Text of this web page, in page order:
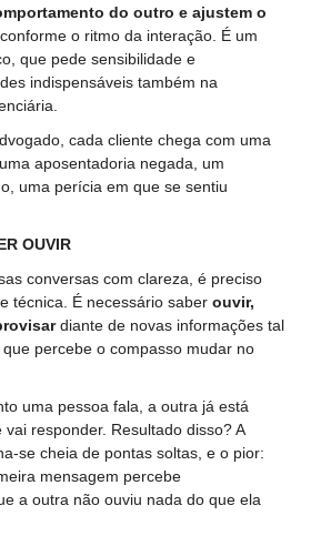
do outro e ajustem o
o ritmo da interação. É um
que pede sensibilidade e
indispensáveis também na
cada cliente chega com uma
aposentadoria negada, um
uma perícia em que se sentiu
OUVIR
conversas com clareza, é preciso
técnica. É necessário saber ouvir,
diante de novas informações tal
percebe o compasso mudar no
uma pessoa fala, a outra já está
responder. Resultado disso? A
se cheia de pontas soltas, e o pior:
mensagem percebe
a outra não ouviu nada do que ela